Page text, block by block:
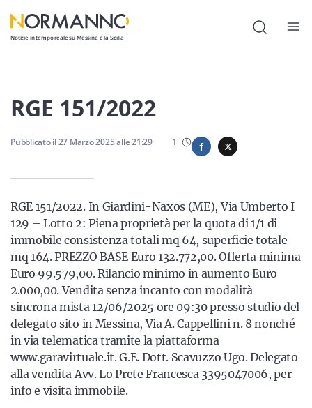
Notizie in tempo reale su Messina e la Sicilia
Cronaca
Politica
Cultura
Lavoro
Società
Economia
Sport
Sicilia
Servizi
RGE 151/2022
Pubblicato il27 Marzo 2025alle21:29 1'
RGE 151/2022. In Giardini-Naxos (ME), Via Umberto I
129 – Lotto 2: Piena proprietà per la quota di 1/1 di
immobile consistenza totali mq 64, superficie totale
mq 164. PREZZO BASE Euro 132.772,00. Offerta minima
Euro 99.579,00. Rilancio minimo in aumento Euro
2.000,00. Vendita senza incanto con modalità
sincrona mista 12/06/2025 ore 09:30 presso studio del
delegato sito in Messina, Via A. Cappellini n. 8 nonché
in via telematica tramite la piattaforma
www.garavirtuale.it. G.E. Dott. Scavuzzo Ugo. Delegato
alla vendita Avv. Lo Prete Francesca 3395047006, per
info e visita immobile.